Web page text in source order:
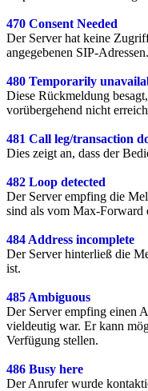
470 Consent Needed
Der Server hat keine
angegebenen SIP-Adressen.
480 Temporarily
Diese Rückmeldung
vorübergehend nicht
481 Call leg/transaction
Dies zeigt an, dass der
482 Loop detected
Der Server empfing die
sind als vom Max-Forward
484 Address incomplete
Der Server hinterließ die
ist.
485 Ambiguous
Der Server empfing einen
vieldeutig war. Er kann
Verfügung stellen.
486 Busy here
Der Anrufer wurde